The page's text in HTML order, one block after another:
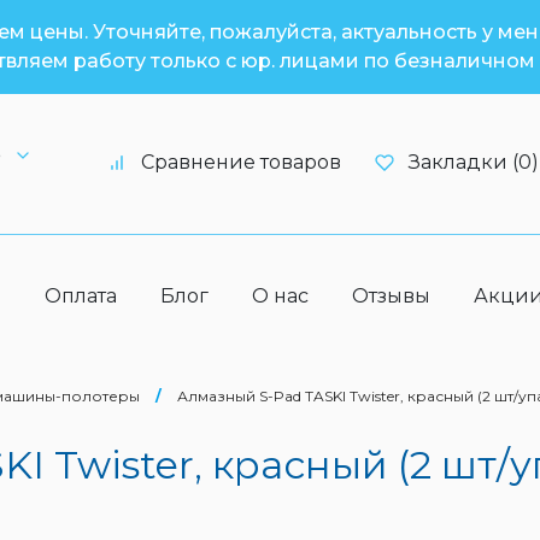
цены. Уточняйте, пожалуйста, актуальность у
работу только с юр. лицами по безналичном
Сравнение товаров Закладки (0)
Оплата Блог О нас Отзывы
полотеры / Алмазный S-Pad TASKI Twister, красный (2 шт/
Twister, красный (2 шт/